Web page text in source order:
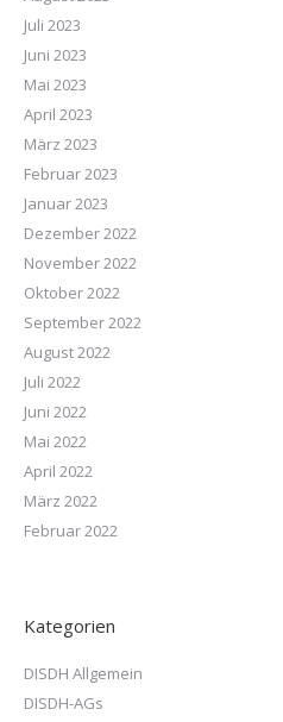
Juli 2023
Juni 2023
Mai 2023
April 2023
März 2023
Februar 2023
Januar 2023
Dezember 2022
November 2022
Oktober 2022
September 2022
August 2022
Juli 2022
Juni 2022
Mai 2022
April 2022
März 2022
Februar 2022
Kategorien
DISDH Allgemein
DISDH-AGs